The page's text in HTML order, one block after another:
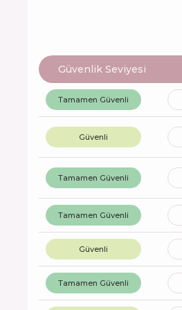
Güvenlik Seviyesi
Tamamen Güvenli
Güvenli
Tamamen Güvenli
Tamamen Güvenli
Güvenli
Tamamen Güvenli